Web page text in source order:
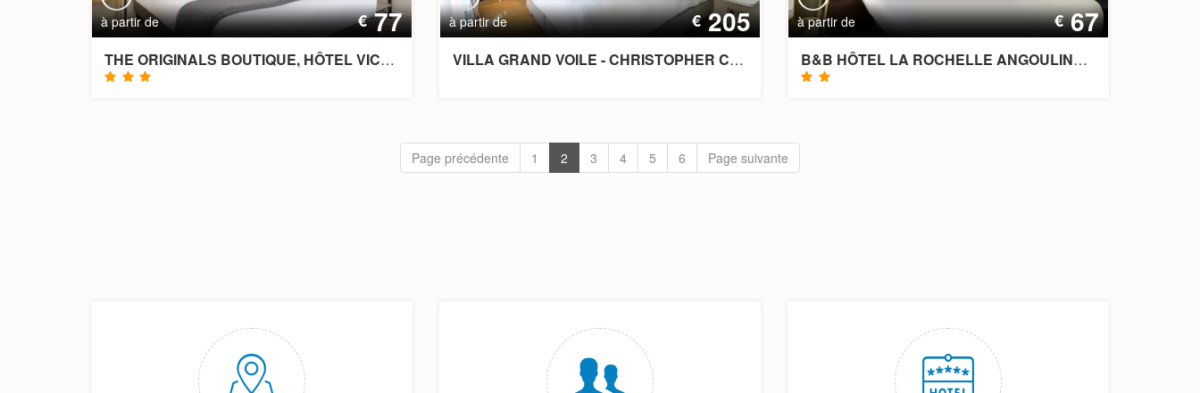
à partir de €77
THE ORIGINALS BOUTIQUE, HÔTEL VICTORIA, CHÂTELAILLON-PLAGE
à partir de €205
VILLA GRAND VOILE - CHRISTOPHER COUTANCEAU
à partir de €67
B&B HÔTEL LA ROCHELLE ANGOULINS-SUR-MER
Page précédente 1 2 3 4 5 6 Page suivante